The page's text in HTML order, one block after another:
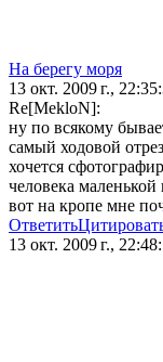
На берегу моря
13 окт. 2009 г.,
Re[MekloN]:
ну по всякому
самый ходовой
хочется
человека
вот на кропе мне
Ответить
13 окт. 2009 г.,